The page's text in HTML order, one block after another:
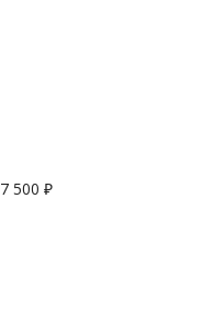
7 500 ₽